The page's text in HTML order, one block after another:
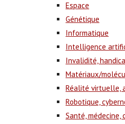
Espace
Génétique
Informatique
Intelligence
Invalidité,
Matériaux/
Réalité virtuelle,
Robotique,
Santé, médecine,